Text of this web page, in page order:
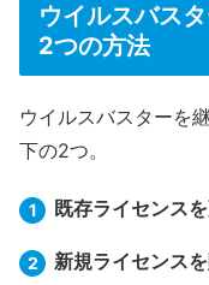
ウイルスバス
2つの方法
ウイルスバスターを
下の2つ。
既存ライセンス
新規ライセンス